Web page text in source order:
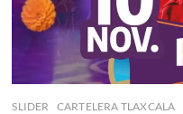
SLIDER CARTELERA TLAXCALA